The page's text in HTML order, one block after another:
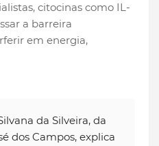
citocinas como IL-
a barreira
em energia,
da Silveira, da
dos Campos, explica